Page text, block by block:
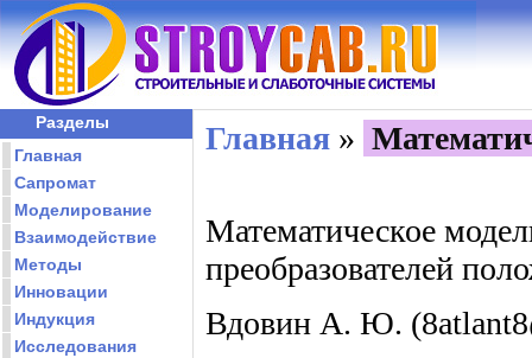
Разделы
Главная
Сапромат
Моделирование
Взаимодействие
Методы
Инновации
Индукция
Исследования
Главная »
Математическое
преобразователей
Вдовин А. Ю.